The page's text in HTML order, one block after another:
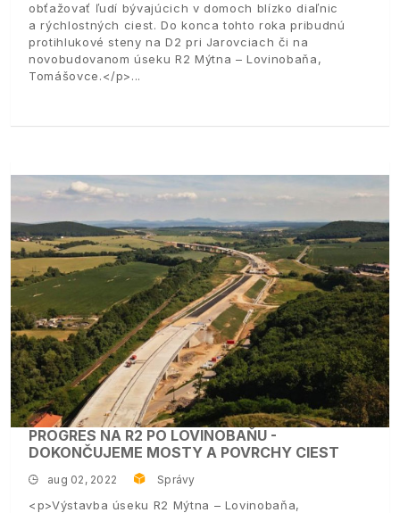
obťažovať ľudí bývajúcich v domoch blízko diaľnic
a rýchlostných ciest. Do konca tohto roka pribudnú
protihlukové steny na D2 pri Jarovciach či na
novobudovanom úseku R2 Mýtna – Lovinobaňa,
Tomášovce.</p>
PROGRES NA R2 PO LOVINOBAŇU -
DOKONČUJEME MOSTY A POVRCHY CIEST
aug 02, 2022 Správy
<p>Výstavba úseku R2 Mýtna – Lovinobaňa,